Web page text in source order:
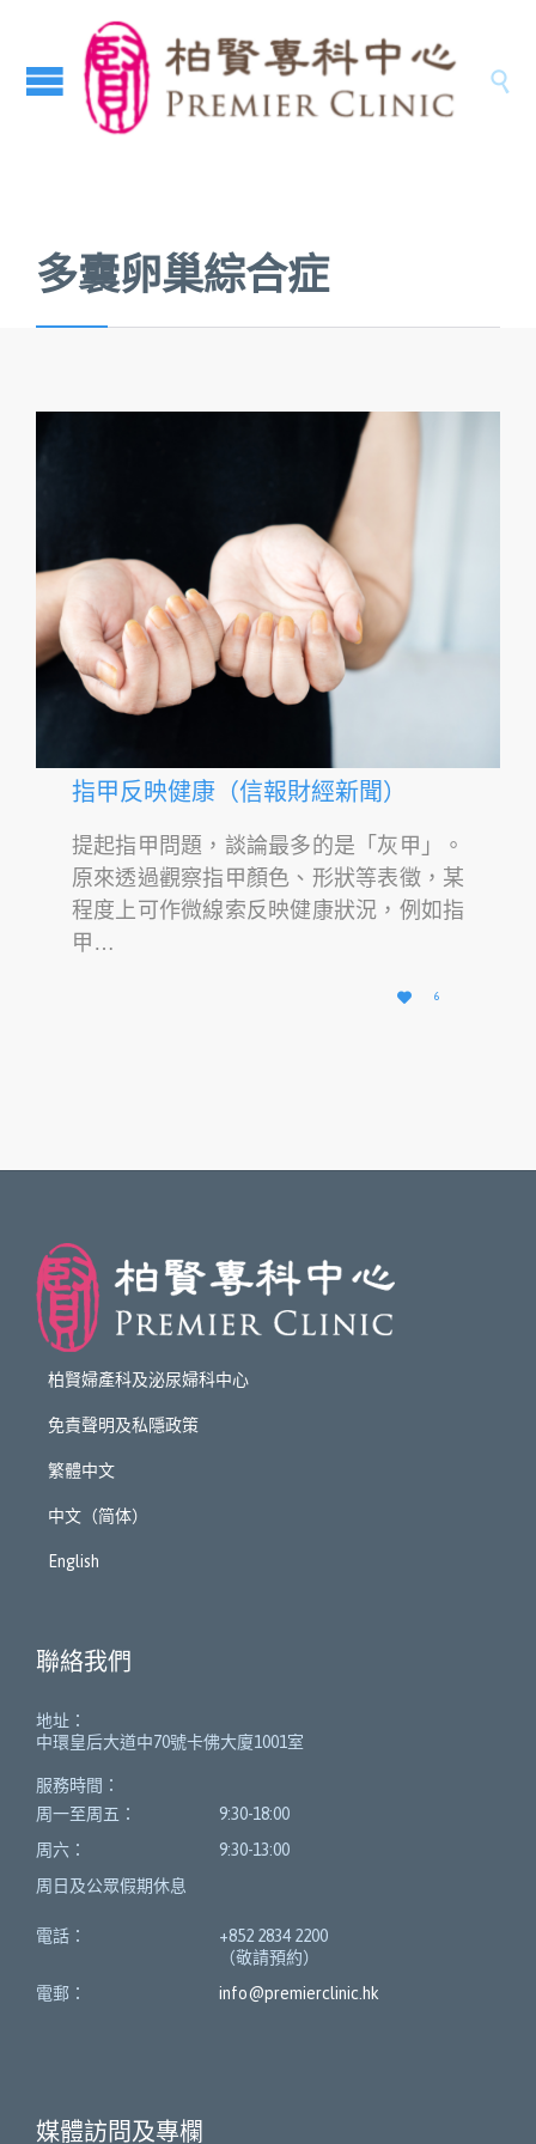

多囊卵巢綜合症
指甲反映健康（信報財經新聞）
提起指甲問題，談論最多的是「灰甲」。
原來透過觀察指甲顏色、形狀等表徵，某
程度上可作微線索反映健康狀況，例如指
甲…

愛6
柏賢婦產科及泌尿婦科中心
免責聲明及私隱政策
繁體中文
中文（简体）
English
聯絡我們
地址：
中環皇后大道中70號卡佛大廈1001室
服務時間：
周一至周五：
9:30-18:00
周六：
9:30-13:00
周日及公眾假期休息
電話：
+852 2834 2200
（敬請預約）
電郵：
info@premierclinic.hk
媒體訪問及專欄